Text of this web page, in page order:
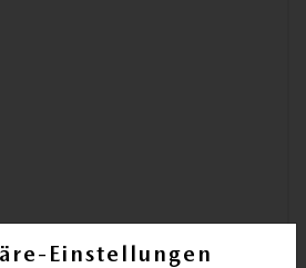
Einstellungen